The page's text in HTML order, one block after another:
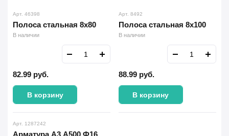
Арт. 46398
Полоса стальная 8х80
В наличии
82.99 руб.
В корзину
Арт. 8492
Полоса стальная 8х100
В наличии
88.99 руб.
В корзину
Арт. 1287242
Арматура А3 А500 Ф16